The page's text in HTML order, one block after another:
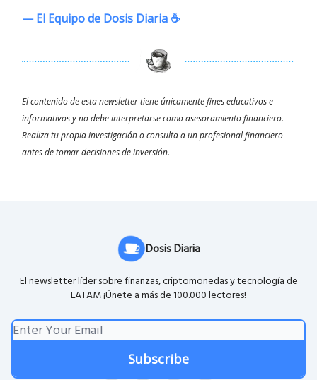
— El Equipo de Dosis Diaria ☕️
El contenido de esta newsletter tiene únicamente fines educativos e
informativos y no debe interpretarse como asesoramiento financiero.
Realiza tu propia investigación o consulta a un profesional financiero
antes de tomar decisiones de inversión.
Dosis Diaria
El newsletter líder sobre finanzas, criptomonedas y tecnología de
LATAM ¡Únete a más de 100.000 lectores!